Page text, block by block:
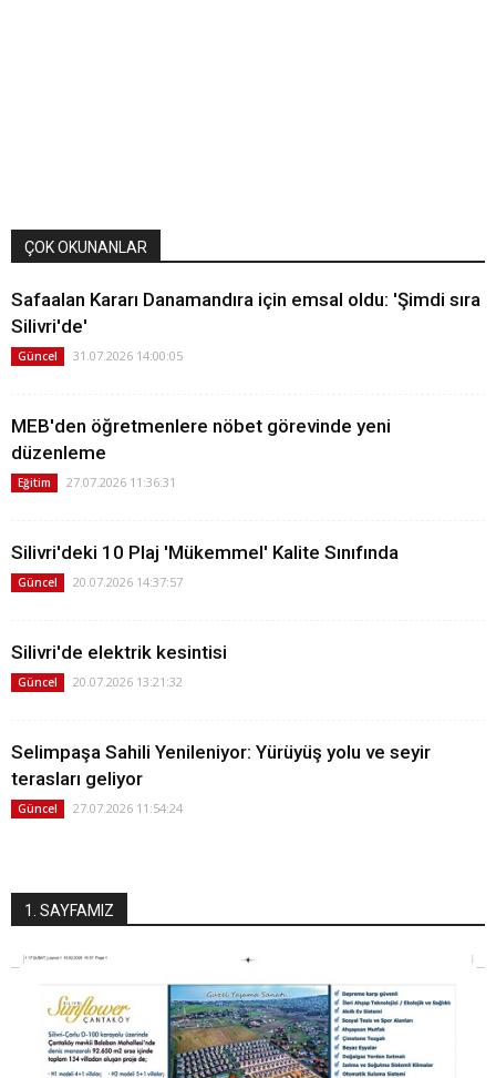
ÇOK OKUNANLAR
Safaalan Kararı Danamandıra için emsal oldu: 'Şimdi sıra
Silivri'de'
Güncel 31.07.2026 14:00:05
MEB'den öğretmenlere nöbet görevinde yeni
düzenleme
Eğitim 27.07.2026 11:36:31
Silivri'deki 10 Plaj 'Mükemmel' Kalite Sınıfında
Güncel 20.07.2026 14:37:57
Silivri'de elektrik kesintisi
Güncel 20.07.2026 13:21:32
Selimpaşa Sahili Yenileniyor: Yürüyüş yolu ve seyir
terasları geliyor
Güncel 27.07.2026 11:54:24
1. SAYFAMIZ